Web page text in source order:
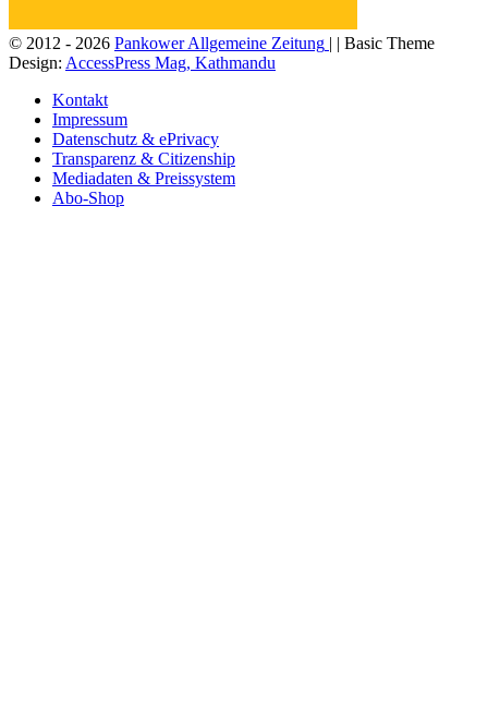
© 2012 - 2026 Pankower Allgemeine Zeitung | | Basic Theme
Design: AccessPress Mag, Kathmandu
Kontakt
Impressum
Datenschutz & ePrivacy
Transparenz & Citizenship
Mediadaten & Preissystem
Abo-Shop